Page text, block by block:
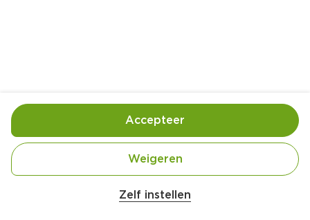
Ingrediënten Bereiding
1 PLUS Turks brood
Belangrijke veiligheidswaarschuwing
Zelf instellen
Weigeren
Accepteer